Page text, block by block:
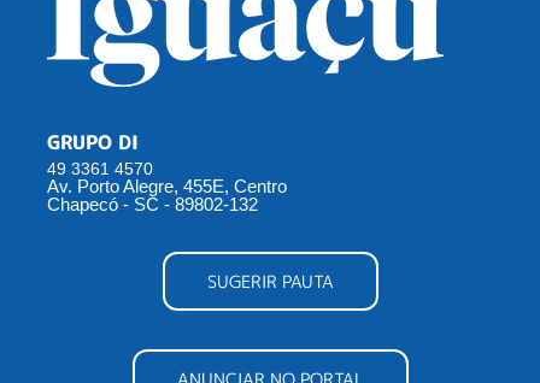
GRUPO DI
49 3361 4570
Av. Porto Alegre, 455E, Centro
Chapecó - SC - 89802-132
SUGERIR PAUTA